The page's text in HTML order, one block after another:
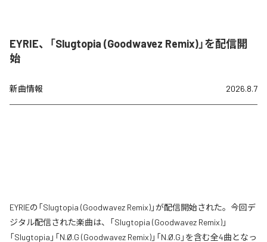
EYRIE、「Slugtopia (Goodwavez Remix)」を配信開
始
新曲情報 2026.8.7
EYRIEの「Slugtopia (Goodwavez Remix)」が配信開始された。今回デ
ジタル配信された楽曲は、「Slugtopia (Goodwavez Remix)」
「Slugtopia」「N.Ø.G (Goodwavez Remix)」「N.Ø.G」を含む全4曲となっ